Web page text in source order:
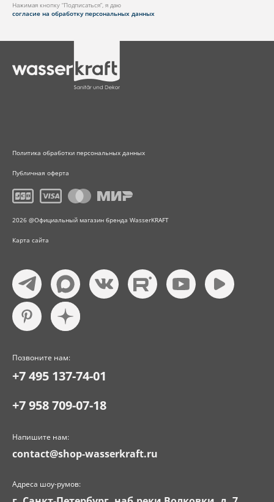
Нажимая кнопку “Подписаться”, я даю
согласие на обработку персональных данных
Политика обработки персональных данных
Публичная оферта
2026 @Официальный магазин бренда WasserKRAFT
Карта сайта
Позвоните нам:
+7 495 137-74-01
+7 958 709-07-18
Напишите нам:
contact@shop-wasserkraft.ru
Адреса шоу-румов: